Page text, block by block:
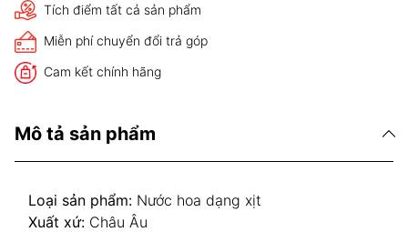
Tích điểm tất cả sản phẩm
Miễn phí chuyển đổi trả góp
Cam kết chính hãng
Mô tả sản phẩm
Loại sản phẩm: Nước hoa dạng xịt
Xuất xứ: Châu Âu